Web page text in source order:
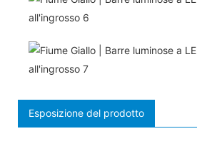
Esposizione del prodotto